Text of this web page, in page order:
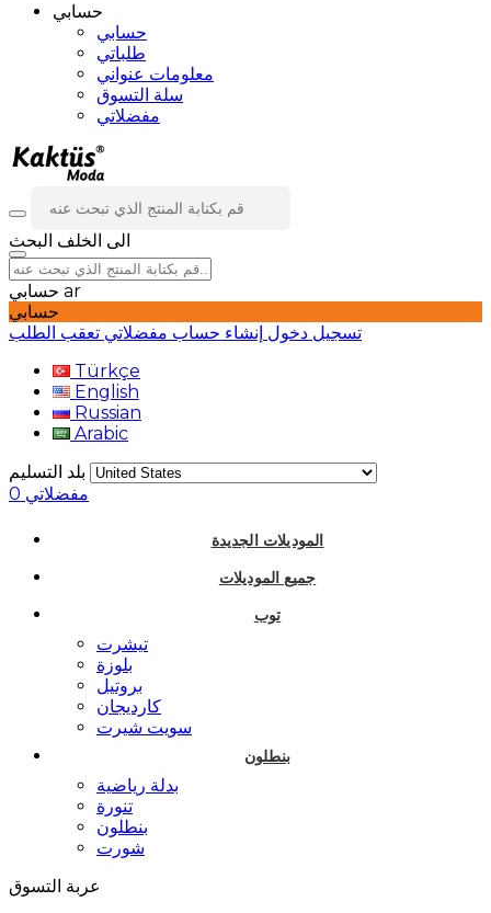
حسابي
حسابي
طلباتي
معلومات عنواني
سلة التسوق
مفضلاتي
الى الخلف البحث
ar
حسابي
تسجيل دخول إنشاء حساب مفضلاتي تعقب الطلب
Türkçe
English
Russian
Arabic
بلد التسليم
مفضلاتي 0
الموديلات الجديدة
جميع الموديلات
توب
تيشرت
بلوزة
بروتيل
كارديجان
سويت شيرت
بنطلون
بدلة رياضية
تنورة
بنطلون
شورت
عربة التسوق